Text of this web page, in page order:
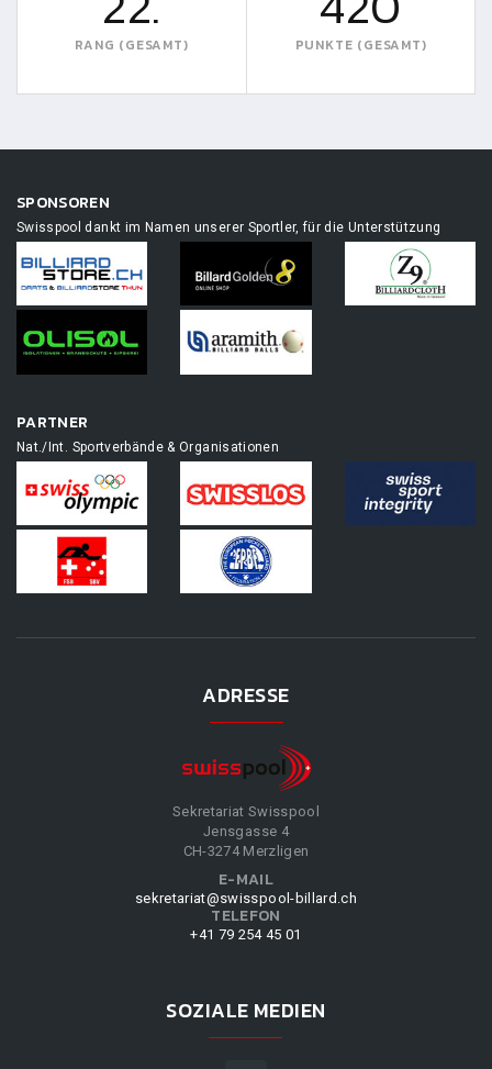
RANG (GESAMT) PUNKTE (GESAMT)
SPONSOREN
Swisspool dankt im Namen unserer Sportler, für die Unterstützung
PARTNER
Nat./Int. Sportverbände & Organisationen
ADRESSE
Sekretariat Swisspool
Jensgasse 4
CH-3274 Merzligen
E-MAIL
sekretariat@swisspool-billard.ch
TELEFON
+41 79 254 45 01
SOZIALE MEDIEN